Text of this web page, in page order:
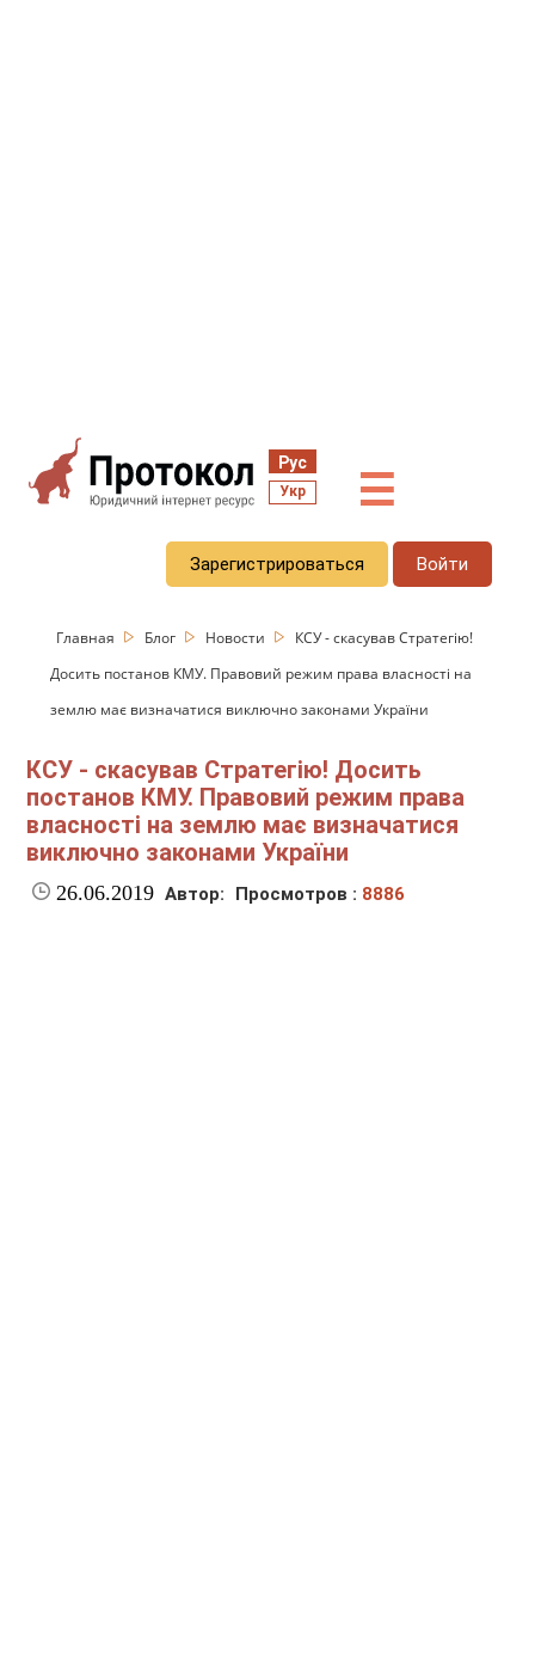
Рус
Укр ☰
Зарегистрироваться Войти
Главная Блог Новости
КСУ - скасував Стратегію!
Досить постанов КМУ. Правовий режим права власності на
землю має визначатися виключно законами України
КСУ - скасував Стратегію! Досить
постанов КМУ. Правовий режим права
власності на землю має визначатися
виключно законами України
26.06.2019 Автор: Просмотров : 8886